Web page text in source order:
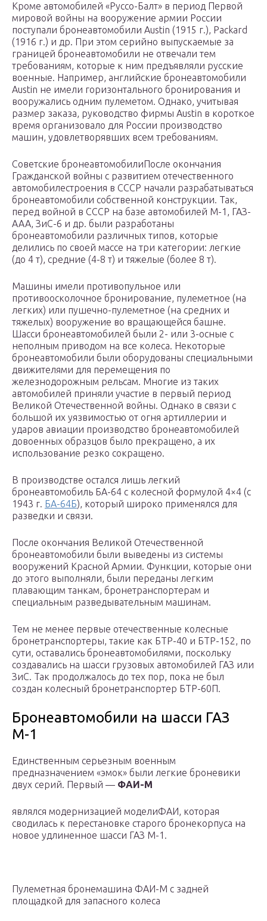
Кроме автомобилей «Руссо-Балт» в период Первой
мировой войны на вооружение армии России
поступали бронеавтомобили Austin (1915 г.), Packard
(1916 г.) и др. При этом серийно выпускаемые за
границей бронеавтомобили не отвечали тем
требованиям, которые к ним предъявляли русские
военные. Например, английские бронеавтомобили
Austin не имели горизонтального бронирования и
вооружались одним пулеметом. Однако, учитывая
размер заказа, руководство фирмы Austin в короткое
время организовало для России производство
машин, удовлетворявших всем требованиям.
Советские бронеавтомобилиПосле окончания
Гражданской войны с развитием отечественного
автомобилестроения в СССР начали разрабатываться
бронеавтомобили собственной конструкции. Так,
перед войной в СССР на базе автомобилей М-1, ГАЗ-
ААА, ЗиС-6 и др. были разработаны
бронеавтомобили различных типов, которые
делились по своей массе на три категории: легкие
(до 4 т), средние (4-8 т) и тяжелые (более 8 т).
Машины имели противопульное или
противоосколочное бронирование, пулеметное (на
легких) или пушечно-пулеметное (на средних и
тяжелых) вооружение во вращающейся башне.
Шасси бронеавтомобилей были 2- или 3-осные с
неполным приводом на все колеса. Некоторые
бронеавтомобили были оборудованы специальными
движителями для перемещения по
железнодорожным рельсам. Многие из таких
автомобилей приняли участие в первый период
Великой Отечественной войны. Однако в связи с
большой их уязвимостью от огня артиллерии и
ударов авиации производство бронеавтомобилей
довоенных образцов было прекращено, а их
использование резко сокращено.
В производстве остался лишь легкий
бронеавтомобиль БА-64 с колесной формулой 4×4 (с
1943 г. БА-64Б), который широко применялся для
разведки и связи.
После окончания Великой Отечественной
бронеавтомобили были выведены из системы
вооружений Красной Армии. Функции, которые они
до этого выполняли, были переданы легким
плавающим танкам, бронетранспортерам и
специальным разведывательным машинам.
Тем не менее первые отечественные колесные
бронетранспортеры, такие как БТР-40 и БТР-152, по
сути, оставались бронеавтомобилями, поскольку
создавались на шасси грузовых автомобилей ГАЗ или
ЗиС. Так продолжалось до тех пор, пока не был
создан колесный бронетранспортер БТР-60П.
Бронеавтомобили на шасси ГАЗ
М-1
Единственным серьезным военным
предназначением «эмок» были легкие броневики
двух серий. Первый — ФАИ-М
являлся модернизацией моделиФАИ, которая
сводилась к перестановке старого бронекорпуса на
новое удлиненное шасси ГАЗ М-1.
Пулеметная бронемашина ФАИ-М с задней
площадкой для запасного колеса